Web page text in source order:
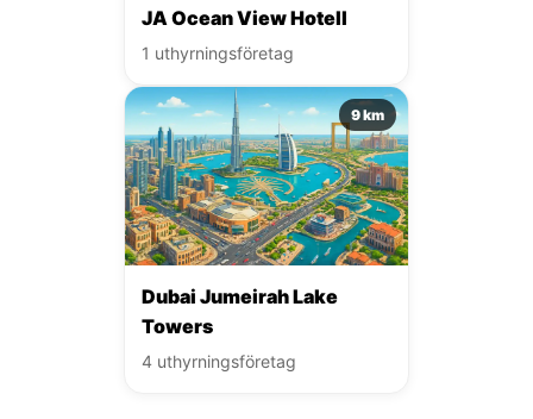
JA Ocean View Hotell
1 uthyrningsföretag
9 km
Dubai Jumeirah Lake
Towers
4 uthyrningsföretag